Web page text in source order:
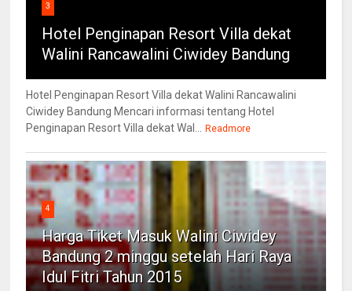
3
Hotel Penginapan Resort Villa dekat
Walini Rancawalini Ciwidey Bandung
Hotel Penginapan Resort Villa dekat Walini Rancawalini
Ciwidey Bandung Mencari informasi tentang Hotel
Penginapan Resort Villa dekat Wal...
Readmore
4
Harga Tiket Masuk Walini Ciwidey
Bandung 2 minggu setelah Hari Raya
Idul Fitri Tahun 2015